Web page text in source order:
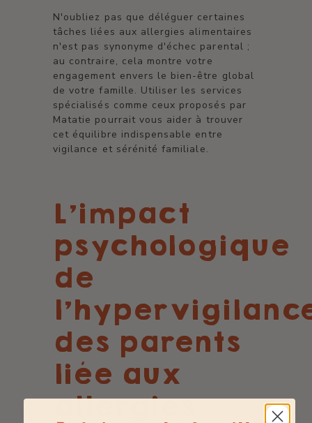
N'oubliez pas que déléguer certaines
tâches liées aux allergies alimentaires
n'est pas synonyme d'échec parental ;
au contraire, cela montre votre
engagement envers le bien-être global
de votre famille. Utiliser les services
spécialisés comme ceux proposés par
Matatie pourrait vous aider à trouver
cet équilibre indispensable entre
vigilance et sérénité familiale.
L’impact
psychologique
de
des parents
liée aux
allergies